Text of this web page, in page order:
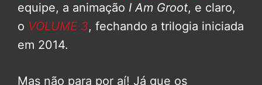
equipe, a animação I Am Groot, e claro,
o VOLUME 3, fechando a trilogia iniciada
em 2014.
Mas não para por aí! Já que os